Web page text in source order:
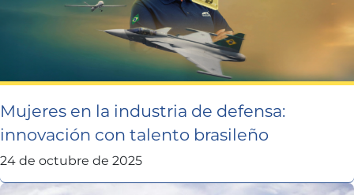
Mujeres en la industria de defensa:
innovación con talento brasileño
24 de octubre de 2025